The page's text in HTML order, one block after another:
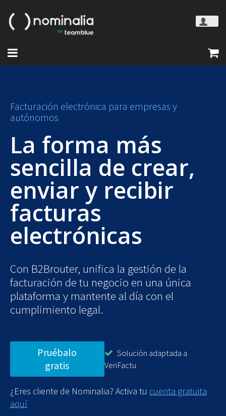
Facturación electrónica para empresas y
autónomos
La forma más
sencilla de crear,
enviar y recibir
facturas
electrónicas
Con B2Brouter, unifica la gestión de la
facturación de tu negocio en una única
plataforma y mantente al día con el
cumplimiento legal.
Pruébalo
gratis
Solución adaptada a
VeriFactu
¿Eres cliente de Nominalia? Activa tu cuenta gratuita
aquí